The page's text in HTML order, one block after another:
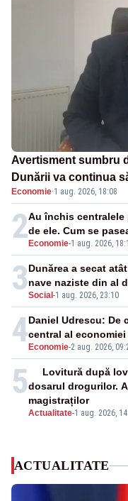
Avertisment sumbru
Dunării va continua
închide în 4 zile
Economie·1 aug. 2026, 18:08
2 Economie-1 aug. 2026,
Au închis centralele
de ele. Cum se
3Social -1 aug. 2026, 23:10
Dunărea a secat
nave naziste din al
4 Economie-2 aug. 2026,
Daniel Udrescu: De
central al
5
Actualitate-1 aug. 2026,
Lovitură după
dosarul drogurilor.
magistraților
ACTUALITATE